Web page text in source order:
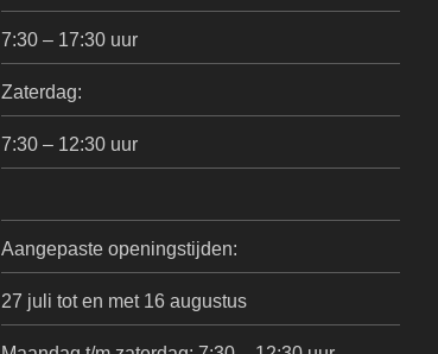
7:30 – 17:30 uur
Zaterdag:
7:30 – 12:30 uur
Aangepaste openingstijden:
27 juli tot en met 16 augustus